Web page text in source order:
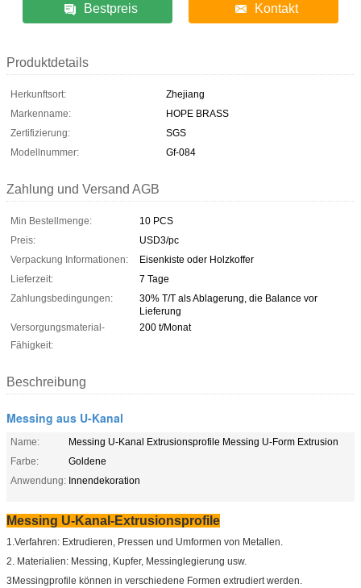
Bestpreis Kontakt
Produktdetails
Herkunftsort:
Zhejiang
Markenname:
HOPE BRASS
Zertifizierung:
SGS
Modellnummer:
Gf-084
Zahlung und Versand AGB
Min Bestellmenge:
10 PCS
Preis:
USD3/pc
Verpackung Informationen:
Eisenkiste oder Holzkoffer
Lieferzeit:
7 Tage
Zahlungsbedingungen:
30% T/T als Ablagerung, die Balance vor
Lieferung
Versorgungsmaterial-
Fähigkeit:
200 t/Monat
Beschreibung
Messing aus U-Kanal
Name:
Messing U-Kanal Extrusionsprofile Messing U-Form Extrusion
Farbe:
Goldene
Anwendung: Innendekoration
Messing U-Kanal-Extrusionsprofile
1.Verfahren: Extrudieren, Pressen und Umformen von Metallen.
2. Materialien: Messing, Kupfer, Messinglegierung usw.
3Messingprofile können in verschiedene Formen extrudiert werden.